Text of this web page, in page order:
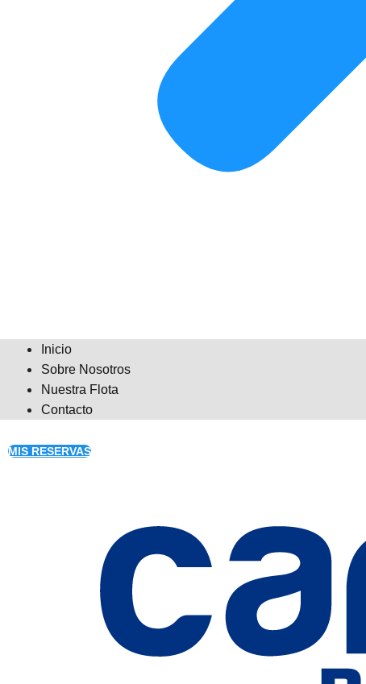
Inicio
Sobre Nosotros
Nuestra Flota
Contacto
MIS RESERVAS